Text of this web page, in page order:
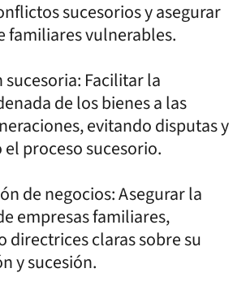
sucesorios y asegurar
familiares vulnerables.
Facilitar la
de los bienes a las
evitando disputas y
proceso sucesorio.
de negocios: Asegurar la
empresas familiares,
directrices claras sobre su
y sucesión.